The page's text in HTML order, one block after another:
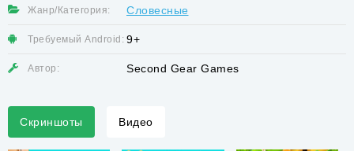
Жанр/Категория: Словесные
Требуемый Android: 9+
Автор: Second Gear Games
Скриншоты Видео